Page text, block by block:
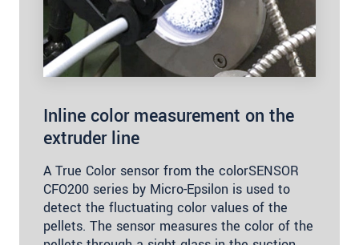
Inline color measurement on the
extruder line
A True Color sensor from the colorSENSOR
CFO200 series by Micro-Epsilon is used to
detect the fluctuating color values of the
pellets. The sensor measures the color of the